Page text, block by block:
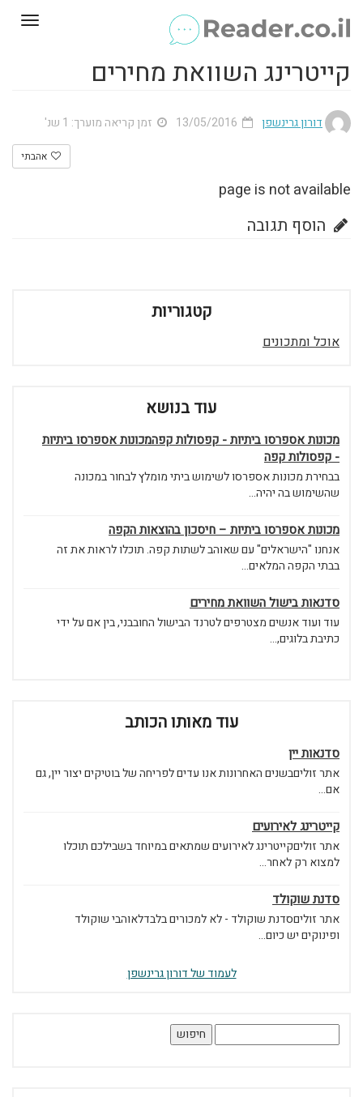
קייטרינג השוואת מחירים
דורון גרינשפן זמן קריאה מוערך: 1 שנ'
אהבתי
page is not available
הוסף תגובה
קטגוריות
אוכל ומתכונים
עוד בנושא
מכונות אספרסו ביתיות - קפסולות קפהמכונות אספרסו ביתיות
- קפסולות קפה
בבחירת מכונות אספרסו לשימוש ביתי מומלץ לבחור במכונה
שהשימוש בה יהיה...
מכונות אספרסו ביתיות – חיסכון בהוצאות הקפה
אנחנו "הישראלים" עם שאוהב לשתות קפה. תוכלו לראות את זה
בבתי הקפה המלאים...
סדנאות בישול השוואת מחירים
עוד ועוד אנשים מצטרפים לטרנד הבישול החובבני, בין אם על ידי
כתיבת בלוגים,...
עוד מאותו הכותב
סדנאות יין
אתר זוליםבשנים האחרונות אנו עדים לפריחה של בוטיקים יצור יין, גם
אם...
קייטרינג לאירועים
אתר זוליםקייטרינג לאירועים שמתאים במיוחד בשבילכם תוכלו
למצוא רק לאחר...
סדנת שוקולד
אתר זוליםסדנת שוקולד - לא למכורים בלבדלאוהבי שוקולד
ופינוקים יש כיום...
לעמוד של דורון גרינשפן